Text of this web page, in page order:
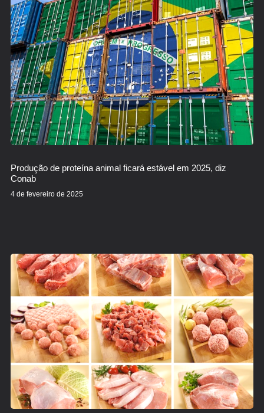
Produção de proteína animal ficará estável em 2025, diz
Conab
4 de fevereiro de 2025